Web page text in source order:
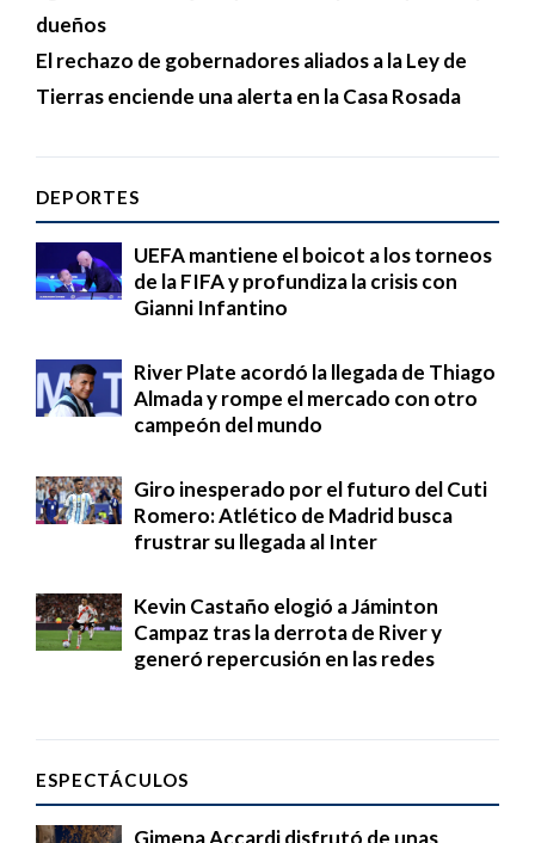
dueños
El rechazo de gobernadores aliados a la Ley de
Tierras enciende una alerta en la Casa Rosada
DEPORTES
UEFA mantiene el boicot a los torneos
de la FIFA y profundiza la crisis con
Gianni Infantino
River Plate acordó la llegada de Thiago
Almada y rompe el mercado con otro
campeón del mundo
Giro inesperado por el futuro del Cuti
Romero: Atlético de Madrid busca
frustrar su llegada al Inter
Kevin Castaño elogió a Jáminton
Campaz tras la derrota de River y
generó repercusión en las redes
ESPECTÁCULOS
Gimena Accardi disfrutó de unas